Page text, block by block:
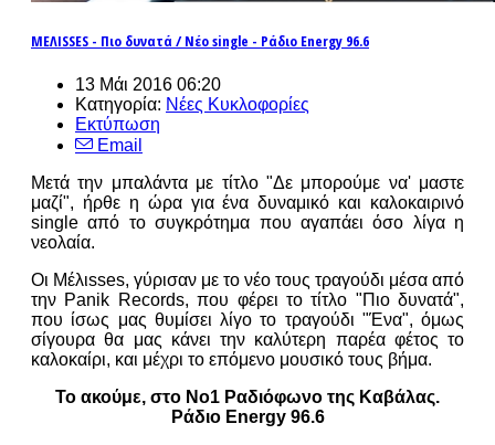
ΜΕΛΙSSES - Πιο δυνατά / Νέο single - Ράδιο Energy 96.6
13 Μάι 2016 06:20
Κατηγορία: Νέες Κυκλοφορίες
Εκτύπωση
Email
Μετά την μπαλάντα με τίτλο "Δε μπορούμε να' μαστε
μαζί", ήρθε η ώρα για ένα δυναμικό και καλοκαιρινό
single από το συγκρότημα που αγαπάει όσο λίγα η
νεολαία.
Οι Μέλιsses, γύρισαν με το νέο τους τραγούδι μέσα από
την Panik Records, που φέρει το τίτλο "Πιο δυνατά",
που ίσως μας θυμίσει λίγο το τραγούδι "Ένα", όμως
σίγουρα θα μας κάνει την καλύτερη παρέα φέτος το
καλοκαίρι, και μέχρι το επόμενο μουσικό τους βήμα.
Το ακούμε, στο Νο1 Ραδιόφωνο της Καβάλας.
Ράδιο Energy 96.6